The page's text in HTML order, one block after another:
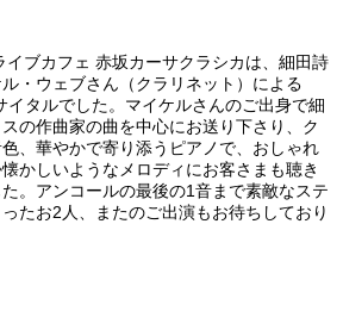
ブカフェ 赤坂カーサクラシカは、細田詩
・ウェブさん（クラリネット）による
タルでした。マイケルさんのご出身で細
の作曲家の曲を中心にお送り下さり、ク
、華やかで寄り添うピアノで、おしゃれ
かしいようなメロディにお客さまも聴き
。アンコールの最後の1音まで素敵なステ
たお2人、またのご出演もお待ちしており